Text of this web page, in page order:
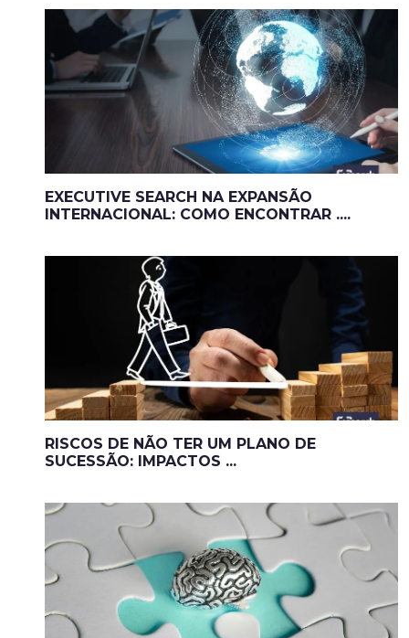
EXECUTIVE SEARCH NA EXPANSÃO
INTERNACIONAL: COMO ENCONTRAR ....
RISCOS DE NÃO TER UM PLANO DE
SUCESSÃO: IMPACTOS ...